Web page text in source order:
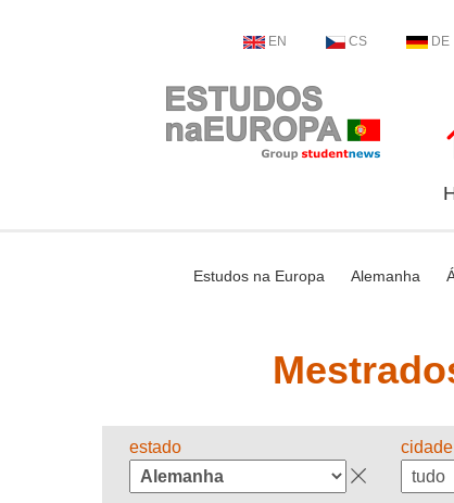
EN CS DE
Estudos na Europa Alemanha
estado cidade